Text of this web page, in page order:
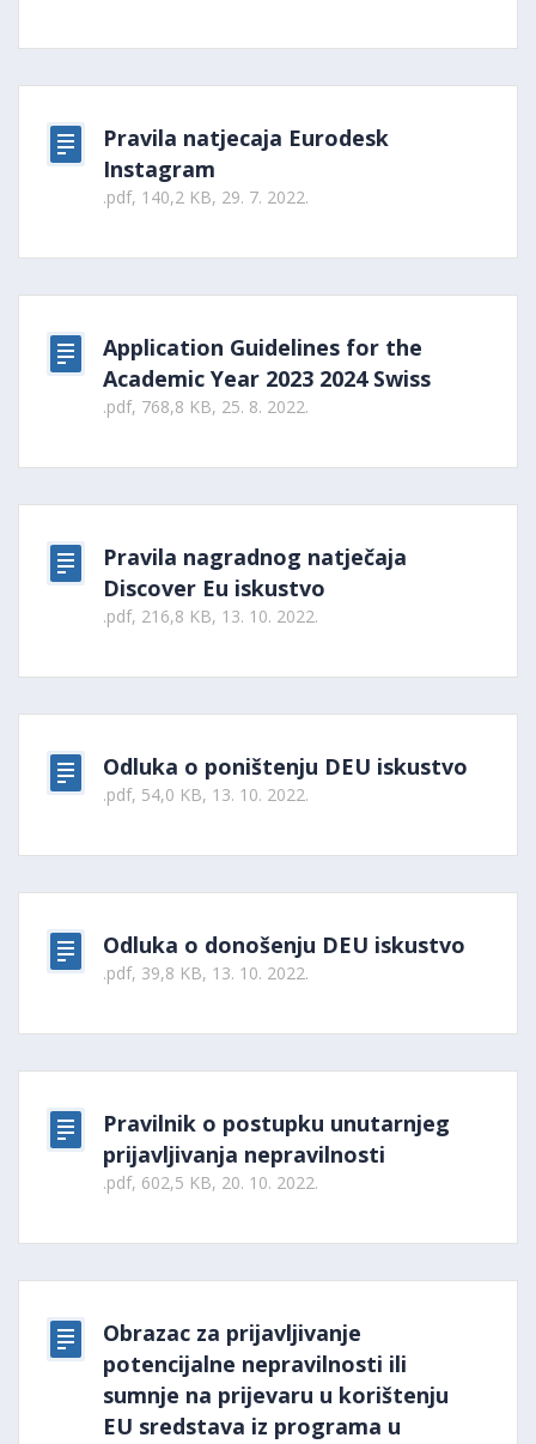
Pravila natjecaja Eurodesk
Instagram
.pdf, 140,2 KB, 29. 7. 2022.
Application Guidelines for the
Academic Year 2023 2024 Swiss
.pdf, 768,8 KB, 25. 8. 2022.
Pravila nagradnog natječaja
Discover Eu iskustvo
.pdf, 216,8 KB, 13. 10. 2022.
Odluka o poništenju DEU iskustvo
.pdf, 54,0 KB, 13. 10. 2022.
Odluka o donošenju DEU iskustvo
.pdf, 39,8 KB, 13. 10. 2022.
Pravilnik o postupku unutarnjeg
prijavljivanja nepravilnosti
.pdf, 602,5 KB, 20. 10. 2022.
Obrazac za prijavljivanje
potencijalne nepravilnosti ili
sumnje na prijevaru u korištenju
EU sredstava iz programa u